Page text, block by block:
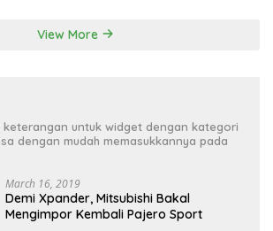
View More
untuk widget dengan kategori
dengan mudah memasukkannya pada
March 16, 2019
Demi Xpander, Mitsubishi Bakal
Mengimpor Kembali Pajero Sport